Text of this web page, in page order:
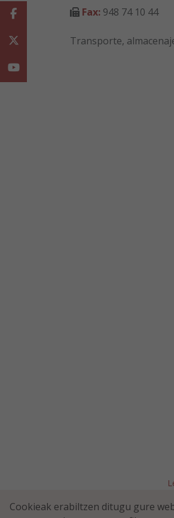
Fax: 948 74 10 44
Transporte,
Facebook
Youtube
Cookieak erabiltzen ditugu gure